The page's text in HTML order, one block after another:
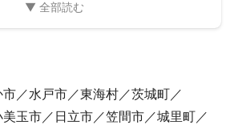
市 水戸市 東海村
茨城町
美玉市 日立市 笠間市
城里町